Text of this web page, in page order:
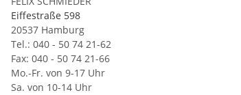
Eiffestraße 598
20537 Hamburg
Tel.: 040 - 50 74 21-62
Fax: 040 - 50 74 21-66
Mo.-Fr. von 9-17 Uhr
Sa. von 10-14 Uhr